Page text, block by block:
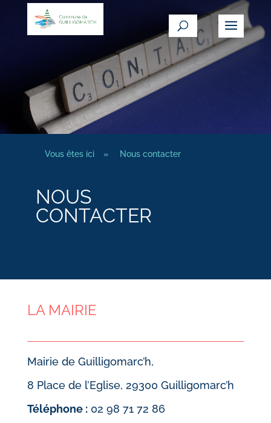
Vous êtes ici » Nous contacter
NOUS
CONTACTER
LA MAIRIE
Mairie de Guilligomarc’h,
8 Place de l’Eglise, 29300 Guilligomarc’h
Téléphone :02 98 71 72 86